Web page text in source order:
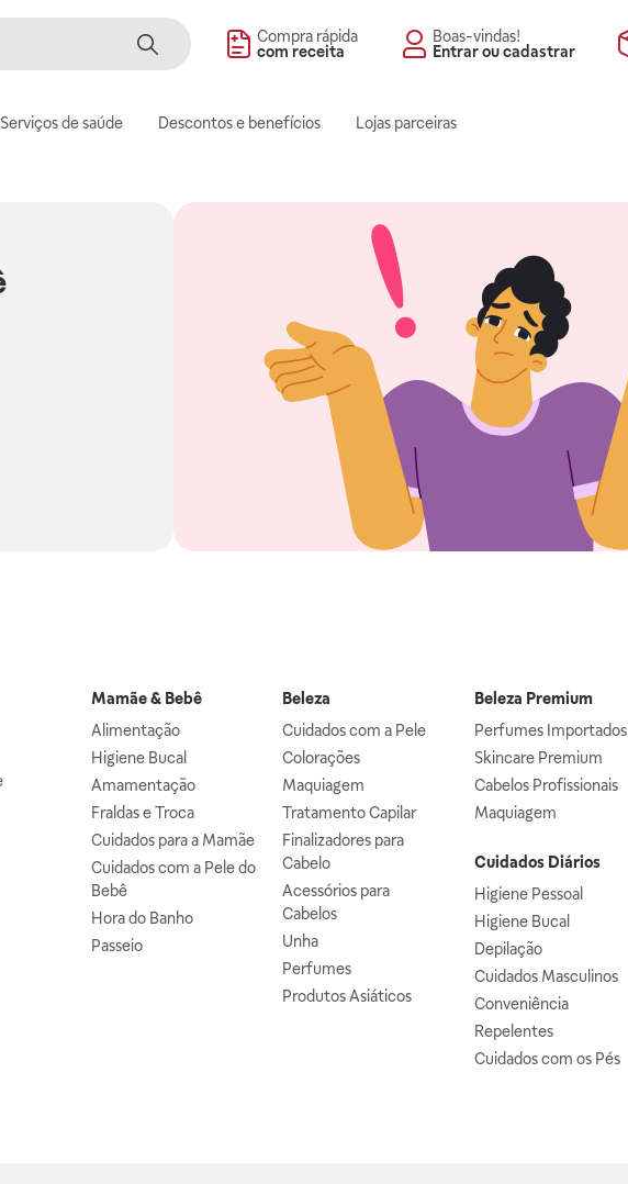
Compra rápida
com receita
Boas-vindas!
Entrar ou cadastrar
Serviços de saúde Descontos e benefícios Lojas parceiras
Mamãe & Bebê
Alimentação
Higiene Bucal
Amamentação
Fraldas e Troca
Cuidados para a Mamãe
Cuidados com a Pele do
Bebê
Hora do Banho
Passeio
Beleza
Cuidados com a Pele
Colorações
Maquiagem
Tratamento Capilar
Finalizadores para
Cabelo
Acessórios para
Cabelos
Unha
Perfumes
Produtos Asiáticos
Beleza Premium
Perfumes Importados
Skincare Premium
Cabelos Profissionais
Maquiagem
Cuidados Diários
Higiene Pessoal
Higiene Bucal
Depilação
Cuidados Masculinos
Conveniência
Repelentes
Cuidados com os Pés